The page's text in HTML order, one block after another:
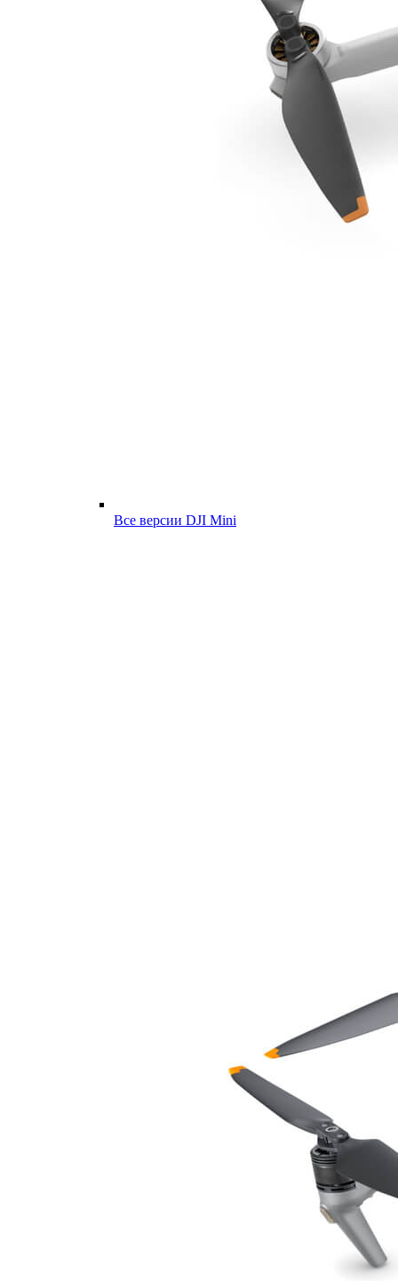
Все версии DJI Mini